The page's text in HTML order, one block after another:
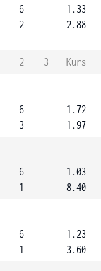
6
2
1.33
2.88
2 3
Kurs
6
3
1.72
1.97
6
1
1.03
8.40
6
1
1.23
3.60